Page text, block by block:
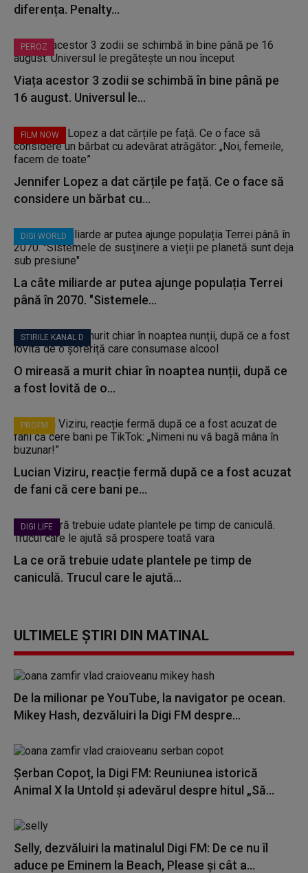
diferența. Penalty...
PEROZ
Viața acestor 3 zodii se schimbă în bine până pe
16 august. Universul le...
FILM NOW
Jennifer Lopez a dat cărțile pe față. Ce o face să
considere un bărbat cu...
DIGI WORLD
La câte miliarde ar putea ajunge populația Terrei
până în 2070. "Sistemele...
STIRILE KANAL D
O mireasă a murit chiar în noaptea nunții, după ce
a fost lovită de o...
PROFM
Lucian Viziru, reacție fermă după ce a fost acuzat
de fani că cere bani pe...
DIGI LIFE
La ce oră trebuie udate plantele pe timp de
caniculă. Trucul care le ajută...
ULTIMELE ȘTIRI DIN MATINAL
De la milionar pe YouTube, la navigator pe ocean.
Mikey Hash, dezvăluiri la Digi FM despre...
Șerban Copoț, la Digi FM: Reuniunea istorică
Animal X la Untold și adevărul despre hitul „Să...
Selly, dezvăluiri la matinalul Digi FM: De ce nu îl
aduce pe Eminem la Beach, Please și cât a...